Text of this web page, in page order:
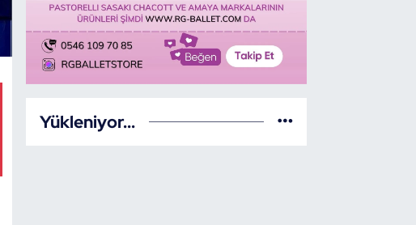
Yükleniyor...